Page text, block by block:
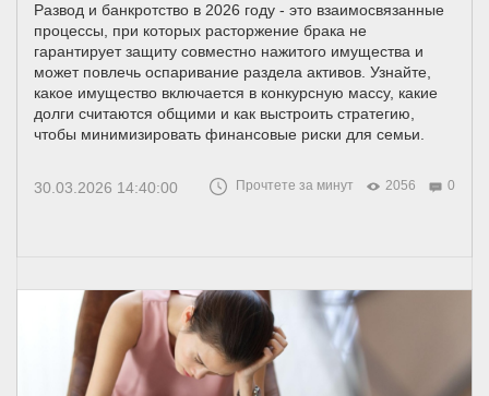
Развод и банкротство в 2026 году - это взаимосвязанные
процессы, при которых расторжение брака не
гарантирует защиту совместно нажитого имущества и
может повлечь оспаривание раздела активов. Узнайте,
какое имущество включается в конкурсную массу, какие
долги считаются общими и как выстроить стратегию,
чтобы минимизировать финансовые риски для семьи.
30.03.2026 14:40:00 Прочтете за минут 2056 0